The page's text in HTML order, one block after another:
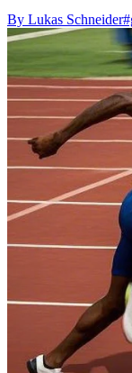
By Lukas Schneider